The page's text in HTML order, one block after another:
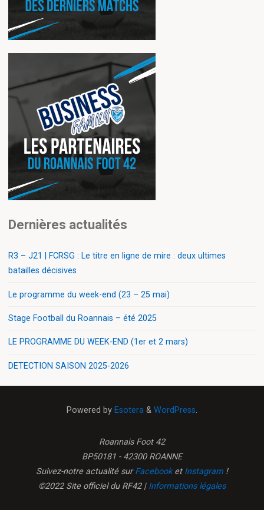
Dernières actualités
R3 – J21 | FCRSG : Le titre en ligne de mire : deux ultimes
batailles décisives
Le programme du week-end (23 – 25 mai)
Stage Football du Roannais – été 2025
LE PROGRAMME DU WEEK-END (1er et 2 mars)
DETECTION SAISON 2025-2026
Powered by Esotera & WordPress.
Roannais Foot 42
BP50181 - 42300 ROANNE
Suivez-notre actualité surFacebooket Instagram !
©2022 Site officiel du RF42 | Informations légales